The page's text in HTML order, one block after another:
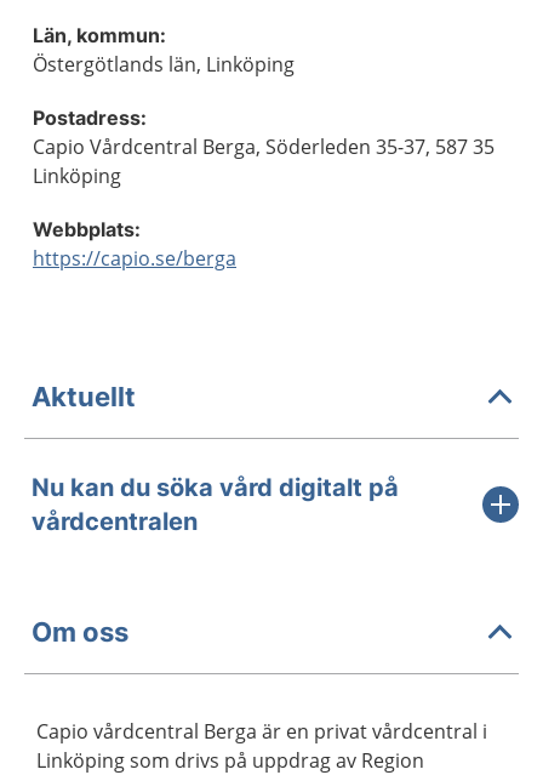
Län, kommun:
Östergötlands län, Linköping
Postadress:
Capio Vårdcentral Berga, Söderleden 35-37, 587 35
Linköping
Webbplats:
https://capio.se/berga
Aktuellt
Nu kan du söka vård digitalt på
vårdcentralen
Om oss
Capio vårdcentral Berga är en privat vårdcentral i
Linköping som drivs på uppdrag av Region